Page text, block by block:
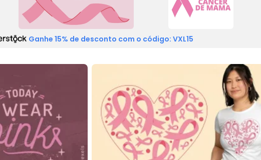
Ganhe 15% de desconto com o código: VXL15